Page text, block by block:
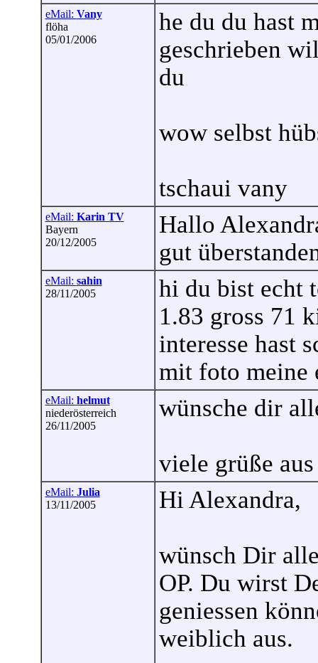
eMail: Vany
flöha
05/01/2006
he du du hast
geschrieben
du
wow selbst
tschaui vany
eMail: Karin TV
Bayern
20/12/2005
Hallo
gut
eMail: sahin
28/11/2005
hi du bist echt
1.83 gross 71
interesse hast
mit foto meine
eMail: helmut
niederösterreich
26/11/2005
wünsche dir
viele grüße
eMail: Julia
13/11/2005
Hi Alexandra,
wünsch Dir
OP. Du wirst
geniessen
weiblich aus.